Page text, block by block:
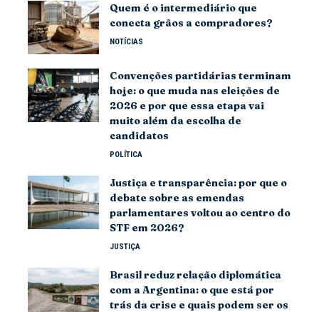
Quem é o intermediário que
conecta grãos a compradores?
NOTÍCIAS
Convenções partidárias terminam
hoje: o que muda nas eleições de
2026 e por que essa etapa vai
muito além da escolha de
candidatos
POLÍTICA
Justiça e transparência: por que o
debate sobre as emendas
parlamentares voltou ao centro do
STF em 2026?
JUSTIÇA
Brasil reduz relação diplomática
com a Argentina: o que está por
trás da crise e quais podem ser os